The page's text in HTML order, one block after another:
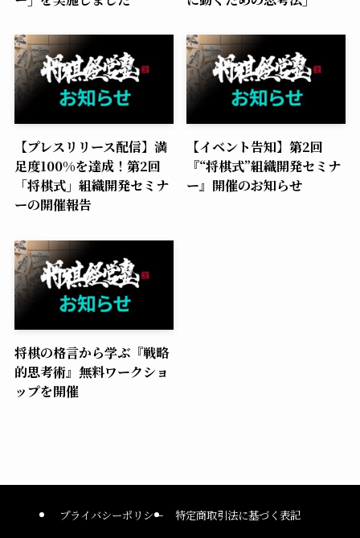
【プレスリリース配信】満
足度100%を達成！第2回
「将棋式」組織開発セミナ
ーの開催報告
【イベント告知】第2回
『“将棋式”組織開発セミナ
ー』開催のお知らせ
将棋の格言から学ぶ『戦略
的思考術』無料ワークショ
ップを開催
プライバシーポリシー 特定商取引法に基づく表記